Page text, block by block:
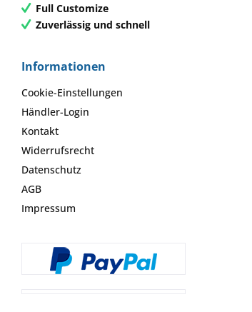
Full Customize
Zuverlässig und schnell
Informationen
Cookie-Einstellungen
Händler-Login
Kontakt
Widerrufsrecht
Datenschutz
AGB
Impressum